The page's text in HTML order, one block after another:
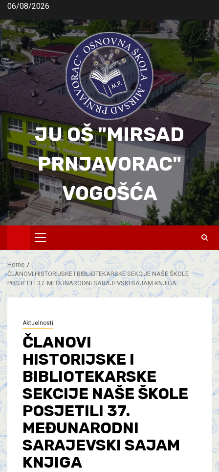
06/08/2026
JU OŠ "MIRSAD
PRNJAVORAC"
VOGOŠĆA
Home
ČLANOVI HISTORIJSKE I BIBLIOTEKARSKE SEKCIJE NAŠE ŠKOLE
POSJETILI 37. MEĐUNARODNI SARAJEVSKI SAJAM KNJIGA
Aktuelnosti
ČLANOVI
HISTORIJSKE I
BIBLIOTEKARSKE
SEKCIJE NAŠE ŠKOLE
POSJETILI 37.
MEĐUNARODNI
SARAJEVSKI SAJAM
KNJIGA